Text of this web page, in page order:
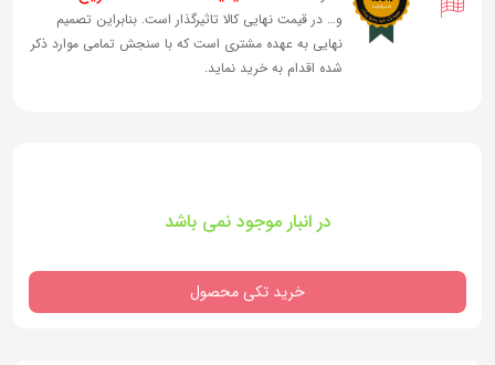
و… در قیمت نهایی کالا تاثیرگذار است. بنابراین تصمیم
نهایی به عهده مشتری است که با سنجش تمامی موارد ذکر
شده اقدام به خرید نماید.
در انبار موجود نمی باشد
خرید تکی محصول